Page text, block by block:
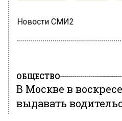
Новости СМИ2
ОБЩЕСТВО
В Москве в
выдавать